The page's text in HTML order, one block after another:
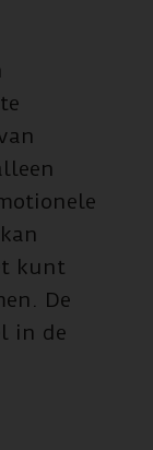
kunt
De
in de